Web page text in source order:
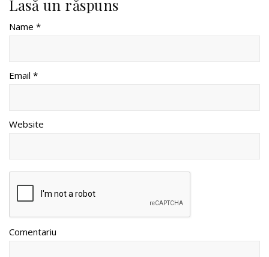
Lasă un răspuns
Name *
Email *
Website
Comentariu